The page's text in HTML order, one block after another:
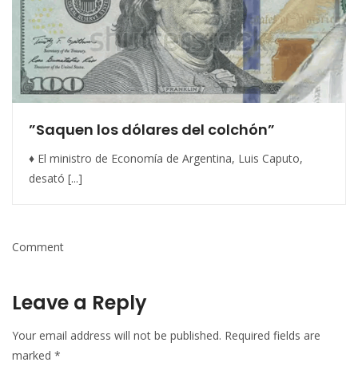
”Saquen los dólares del colchón”
♦ El ministro de Economía de Argentina, Luis Caputo,
desató [...]
Comment
Leave a Reply
Your email address will not be published. Required fields are
marked *